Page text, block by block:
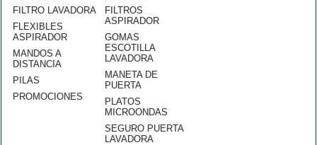
FILTRO LAVADORA
FLEXIBLES
ASPIRADOR
MANDOS A
DISTANCIA
PILAS
PROMOCIONES
FILTROS
ASPIRADOR
GOMAS
ESCOTILLA
LAVADORA
MANETA DE
PUERTA
PLATOS
MICROONDAS
SEGURO PUERTA
LAVADORA